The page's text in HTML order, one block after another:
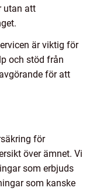
utan att
är viktig för
och stöd från
för att
för
över ämnet. Vi
som erbjuds
som kanske